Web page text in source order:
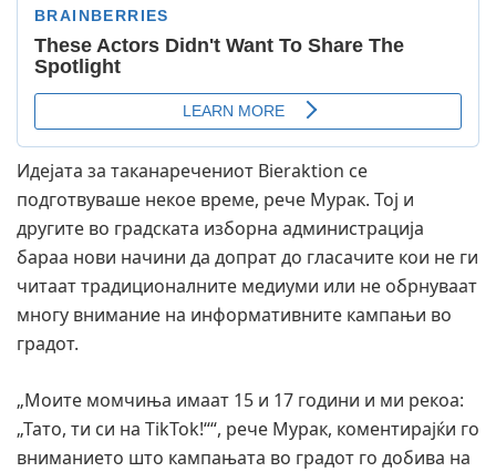
Идејата за таканаречениот Bieraktion се
подготвуваше некое време, рече Мурак. Тој и
другите во градската изборна администрација
бараа нови начини да допрат до гласачите кои не ги
читаат традиционалните медиуми или не обрнуваат
многу внимание на информативните кампањи во
градот.
„Моите момчиња имаат 15 и 17 години и ми рекоа:
„Тато, ти си на TikTok!““, рече Мурак, коментирајќи го
вниманието што кампањата во градот го добива на